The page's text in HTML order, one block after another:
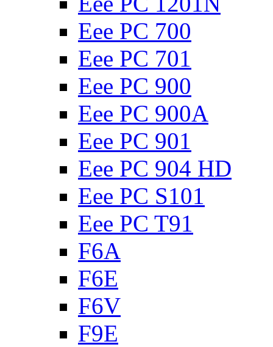
Eee PC 700
Eee PC 701
Eee PC 900
Eee PC 900A
Eee PC 901
Eee PC 904 HD
Eee PC S101
Eee PC T91
F6A
F6E
F6V
F9E